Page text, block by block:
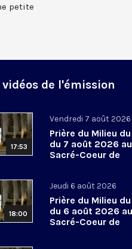
petite
de l'émission
17:53
Vendredi 7 août 2026
Prière du Milieu
du 7 août 2026 au
Sacré-Coeur de
18:00
Jeudi 6 août 2026
Prière du Milieu
du 6 août 2026 au
Sacré-Coeur de